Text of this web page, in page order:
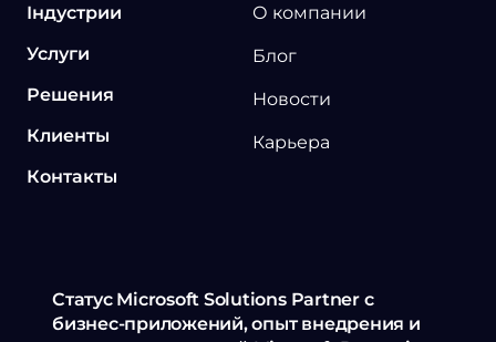
Індустрии
Услуги
Решения
Клиенты
Контакты
О компании
Блог
Новости
Карьера
Статус Microsoft Solutions Partner с
бизнес-приложений, опыт внедрения и